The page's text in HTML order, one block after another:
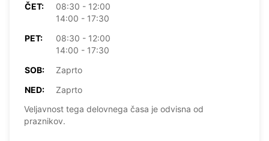
ČET:
08:30 - 12:00
14:00 - 17:30
PET:
08:30 - 12:00
14:00 - 17:30
SOB:
Zaprto
NED:
Zaprto
Veljavnost tega delovnega časa je odvisna od
praznikov.